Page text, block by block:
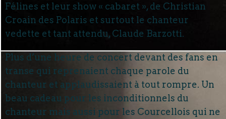
Félines et leur show « cabaret », de Christian
Croain des Polaris et surtout le chanteur
vedette et tant attendu, Claude Barzotti.
Plus d’une heure de concert devant des fans en
transe qui reprenaient chaque parole du
chanteur et applaudissaient à tout rompre. Un
beau cadeau pour les inconditionnels du
chanteur mais aussi pour les Courcellois qui ne